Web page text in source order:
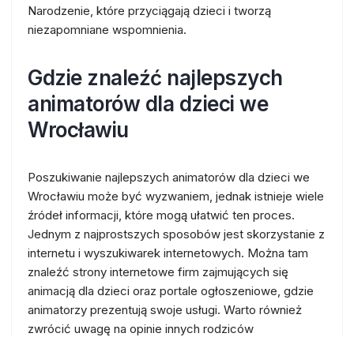
Narodzenie, które przyciągają dzieci i tworzą
niezapomniane wspomnienia.
Gdzie znaleźć najlepszych
animatorów dla dzieci we
Wrocławiu
Poszukiwanie najlepszych animatorów dla dzieci we
Wrocławiu może być wyzwaniem, jednak istnieje wiele
źródeł informacji, które mogą ułatwić ten proces.
Jednym z najprostszych sposobów jest skorzystanie z
internetu i wyszukiwarek internetowych. Można tam
znaleźć strony internetowe firm zajmujących się
animacją dla dzieci oraz portale ogłoszeniowe, gdzie
animatorzy prezentują swoje usługi. Warto również
zwrócić uwagę na opinie innych rodziców